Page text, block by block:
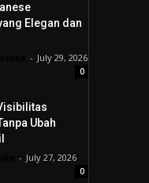
Elegan dan
- July 29, 2026
0
Ubah
- July 27, 2026
0